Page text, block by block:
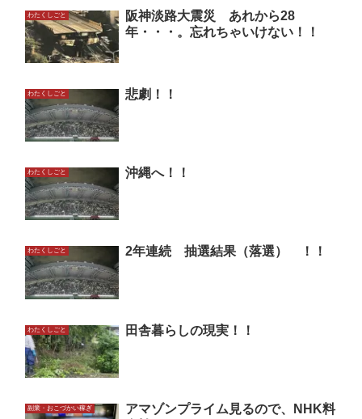
わたくしごと
阪神淡路大震災 あれから28
年・・・。忘れちゃいけない！！
わたくしごと 悲劇！！
わたくしごと 沖縄へ！！
わたくしごと 2年連続 抽選結果（落選） ！！
わたくしごと 田舎暮らしの現実！！
副業・おこづかい稼ぎ
アマゾンプライム見るので、NHK料